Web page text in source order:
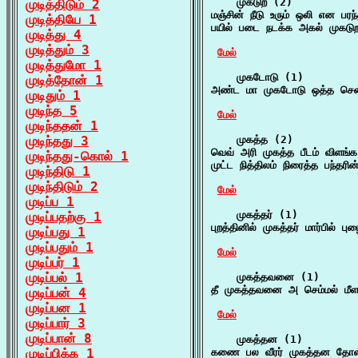
முடித்திடும் 2
முடித்தியே 1
முடித்து 4
முடித்தும் 3
முடித்துமோ 1
முடித்தோன் 1
முடிதும் 1
முடிந்த 5
முடிந்ததன் 1
முடிந்தது 3
முடிந்தது-கொல் 1
முடிந்திடு 1
முடிந்திடும் 2
முடிப்ப 1
முடிப்பதற்கு 1
முடிப்பது 1
முடிப்பதும் 1
முடிப்பர் 1
முடிப்பல் 1
முடிப்பன் 4
முடிப்பன 1
முடிப்பார் 3
முடிப்பான் 8
முடிப்பிக்க 1
மஞ்சின் நீடு உரும் ஒலி என
பயில் படை நடக்க அகல்
மேல்
    முகடோடு (1)
அண்ட மா முகடோடு ஒத்த
மேல்
    முகத்த (2)
வெவ் அரி முகத்த பீடம்
முட்ட நித்திலம் நிரைத்த
மேல்
    முகத்தர் (1)
புறத்தினில் முகத்தர்
மேல்
    முகத்தவனை (1)
தீ முகத்தவனை அ செம்மல்
மேல்
    முகத்தன (1)
கணை பல வீரர் முகத்தன